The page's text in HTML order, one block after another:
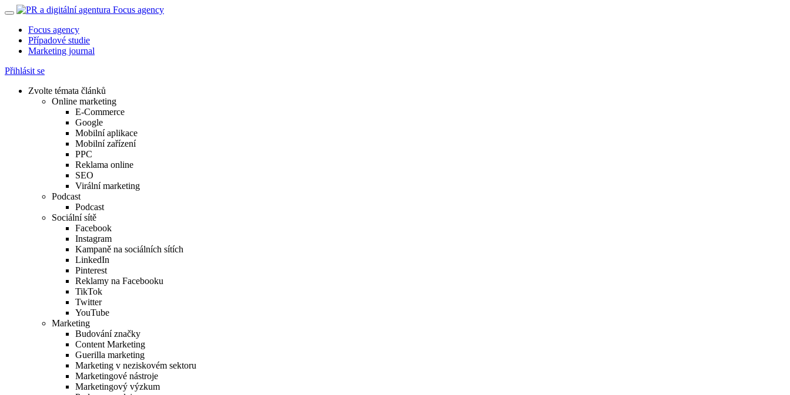
Focus agency
Případové studie
Marketing journal
Přihlásit se
Zvolte témata článků
Online marketing
E-Commerce
Google
Mobilní aplikace
Mobilní zařízení
PPC
Reklama online
SEO
Virální marketing
Podcast
Podcast
Sociální sítě
Facebook
Instagram
Kampaně na sociálních sítích
LinkedIn
Pinterest
Reklamy na Facebooku
TikTok
Twitter
YouTube
Marketing
Budování značky
Content Marketing
Guerilla marketing
Marketing v neziskovém sektoru
Marketingové nástroje
Marketingový výzkum